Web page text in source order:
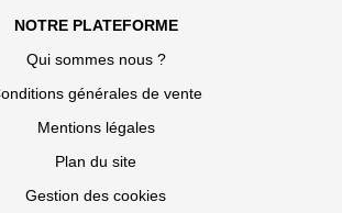
NOTRE PLATEFORME
Qui sommes nous ?
générales de vente
Mentions légales
Plan du site
Gestion des cookies